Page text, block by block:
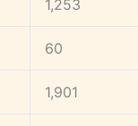
1,253
60
1,901